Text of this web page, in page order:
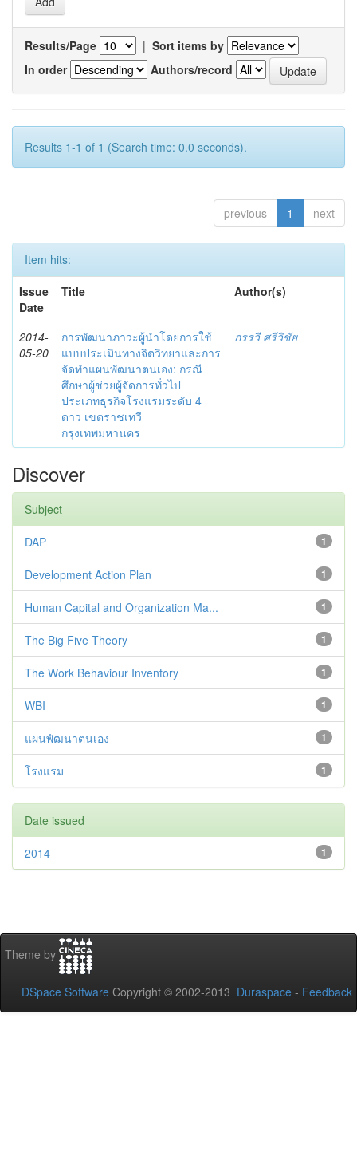
Results/Page | Sort items by
In order
Authors/record
Results 1-1 of 1 (Search time: 0.0 seconds).
previous 1 next
Item hits:
Issue
Date
Title Author(s)
2014-
05-20
การพัฒนาภาวะผู้นำโดยการใช้
แบบประเมินทางจิตวิทยาและการ
จัดทำแผนพัฒนาตนเอง: กรณี
ศึกษาผู้ช่วยผู้จัดการทั่วไป
ประเภทธุรกิจโรงแรมระดับ 4
ดาว เขตราชเทวี
กรุงเทพมหานคร
กรรวี ศรีวิชัย
Discover
Subject
1
DAP
1
Development Action Plan
1
Human Capital and Organization Ma...
1
The Big Five Theory
1
The Work Behaviour Inventory
1
WBI
1
แผนพัฒนาตนเอง
1
โรงแรม
Date issued
1
2014
Theme by
DSpace Software Copyright © 2002-2013 Duraspace - Feedback